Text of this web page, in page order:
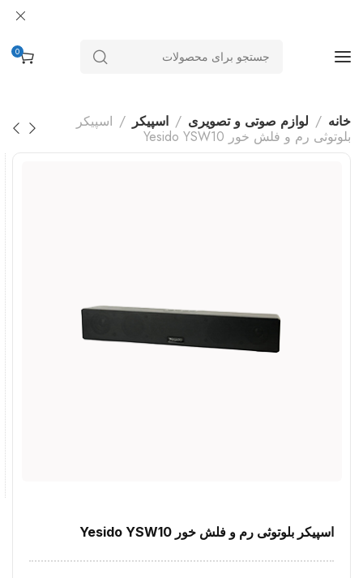
0
خانه لوازم صوتی و تصویری اسپیکر
اسپیکر
بلوتوثی رم و فلش خور Yesido YSW10
اسپیکر بلوتوثی رم و فلش خور Yesido YSW10